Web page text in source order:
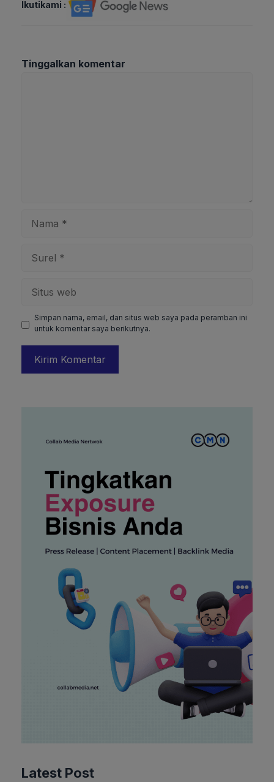
Ikutikami :
Tinggalkan komentar
web
Simpan nama, email, dan situs web saya pada peramban ini
untuk komentar saya berikutnya.
Latest Post